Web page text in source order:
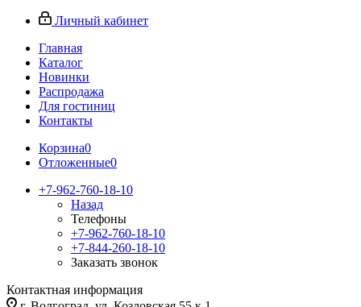
Личный кабинет
Главная
Каталог
Новинки
Распродажа
Для гостиниц
Контакты
Корзина0
Отложенные0
+7-962-760-18-10
Назад
Телефоны
+7-962-760-18-10
+7-844-260-18-10
Заказать звонок
Контактная информация